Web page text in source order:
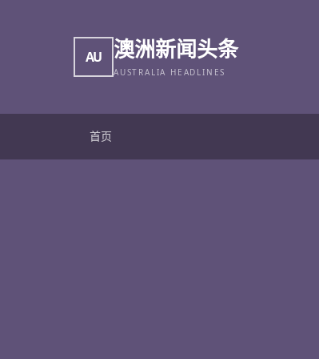
AU 澳洲新闻头条
AUSTRALIA HEADLINES
首页